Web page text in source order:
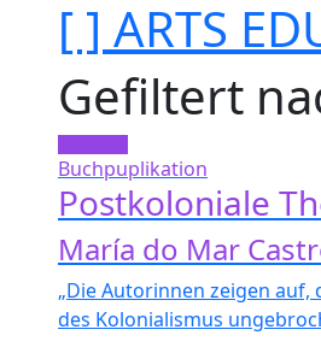
[ ] ARTS
Gefiltert
Buchpuplikation
Postkoloniale
María do Mar
„Die Autorinnen zeigen
des Kolonialismus